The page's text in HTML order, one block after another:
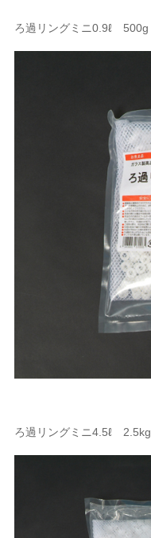
ろ過リングミニ0.9ℓ 500g
ろ過リングミニ4.5ℓ 2.5kg